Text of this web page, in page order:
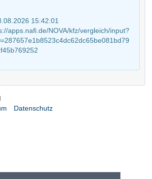
15:42:01
apps.nafi.de/NOVA/kfz/vergleich/input?
Datenschutz